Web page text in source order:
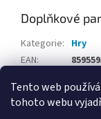
Tento web
tohoto webu
Doplňkové
Kategorie: Hry
EAN: